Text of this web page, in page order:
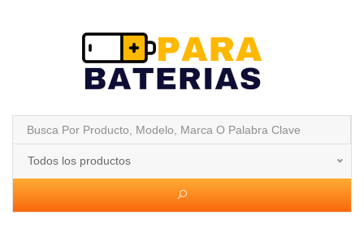
Todos los productos